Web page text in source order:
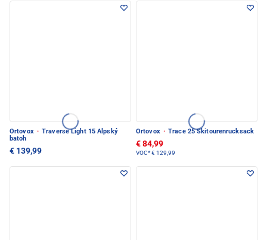
Ortovox · Traverse Light 15 Alpský
batoh
€ 139,99
Ortovox · Trace 25 Skitourenrucksack
€ 84,99
VOC*€ 129,99